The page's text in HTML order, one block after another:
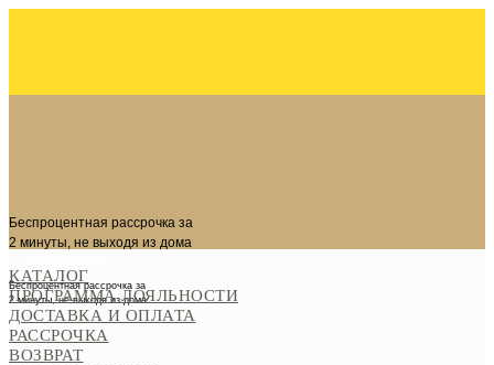
Беспроцентная рассрочка за
2 минуты, не выходя из дома
Беспроцентная рассрочка за
2 минуты, не выходя из дома
КАТАЛОГ
ПРОГРАММА ЛОЯЛЬНОСТИ
ДОСТАВКА И ОПЛАТА
РАССРОЧКА
ВОЗВРАТ